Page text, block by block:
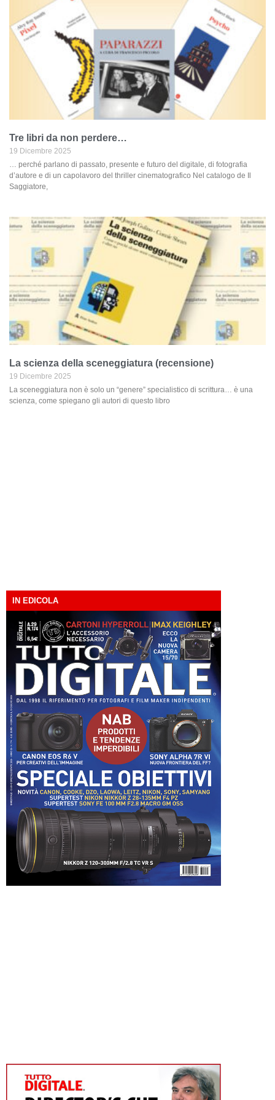
Tre libri da non perdere…
19 Dicembre 2025
… perché parlano di passato, presente e futuro del digitale, di fotografia
d’autore e di un capolavoro del thriller cinematografico Nel catalogo de Il
Saggiatore,
La scienza della sceneggiatura (recensione)
19 Dicembre 2025
La sceneggiatura non è solo un “genere” specialistico di scrittura… è una
scienza, come spiegano gli autori di questo libro
IN EDICOLA